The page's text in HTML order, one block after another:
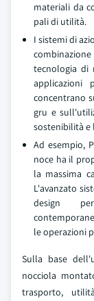
materiali da
pali di utilità.
I sistemi di
tecnologia di
applicazioni
concentrano
gru e
sostenibilità e
Ad esempio,
noce ha il
la massima
L'avanzato
design
le operazioni
Sulla base
nocciola
trasporto,